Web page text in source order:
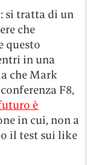
si tratta di un
che
questo
in una
che Mark
F8,
è
in cui, non a
il test sui like